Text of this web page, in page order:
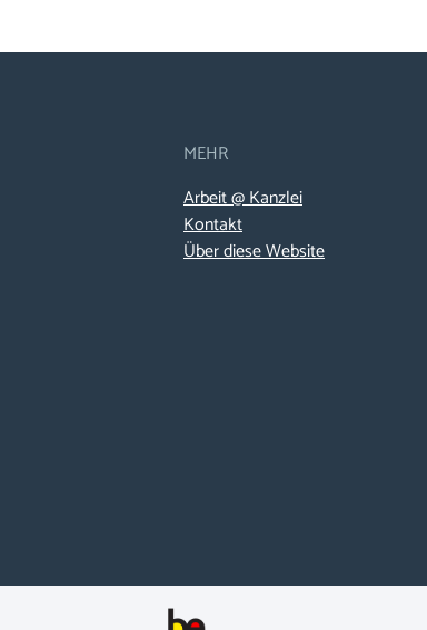
MEHR
Arbeit @ Kanzlei
Kontakt
Über diese Website